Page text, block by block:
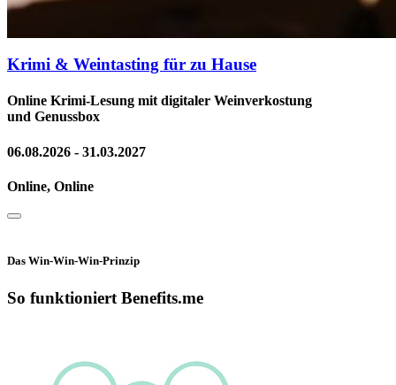
Krimi & Weintasting für zu Hause
Online Krimi-Lesung mit digitaler Weinverkostung
und Genussbox
06.08.2026 - 31.03.2027
Online, Online
Das Win-Win-Win-Prinzip
So funktioniert Benefits.me